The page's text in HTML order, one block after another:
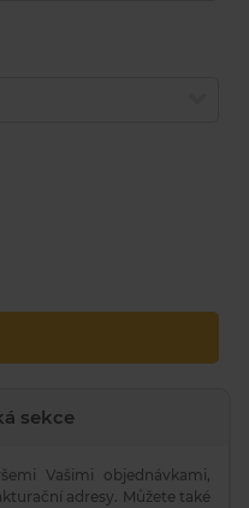
sekce
Vašimi objednávkami,
adresy. Můžete také